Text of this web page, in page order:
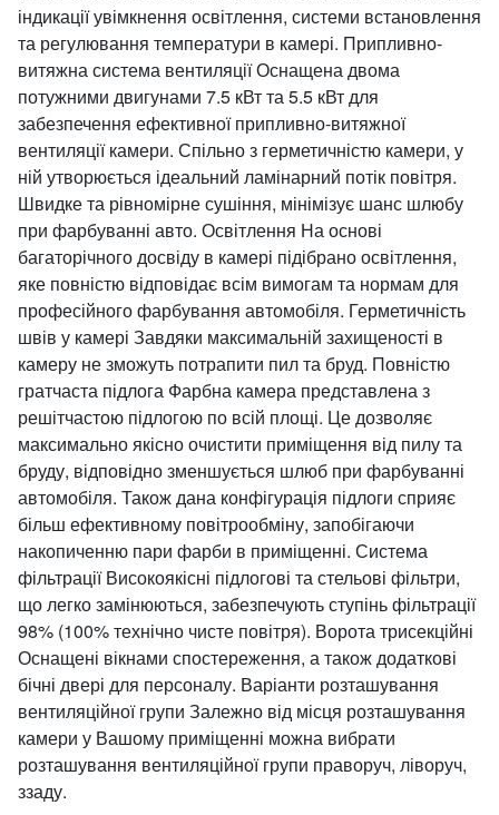
індикації увімкнення освітлення, системи встановлення
та регулювання температури в камері. Припливно-
витяжна система вентиляції Оснащена двома
потужними двигунами 7.5 кВт та 5.5 кВт для
забезпечення ефективної припливно-витяжної
вентиляції камери. Спільно з герметичністю камери, у
ній утворюється ідеальний ламінарний потік повітря.
Швидке та рівномірне сушіння, мінімізує шанс шлюбу
при фарбуванні авто. Освітлення На основі
багаторічного досвіду в камері підібрано освітлення,
яке повністю відповідає всім вимогам та нормам для
професійного фарбування автомобіля. Герметичність
швів у камері Завдяки максимальній захищеності в
камеру не зможуть потрапити пил та бруд. Повністю
гратчаста підлога Фарбна камера представлена з
решітчастою підлогою по всій площі. Це дозволяє
максимально якісно очистити приміщення від пилу та
бруду, відповідно зменшується шлюб при фарбуванні
автомобіля. Також дана конфігурація підлоги сприяє
більш ефективному повітрообміну, запобігаючи
накопиченню пари фарби в приміщенні. Система
фільтрації Високоякісні підлогові та стельові фільтри,
що легко замінюються, забезпечують ступінь фільтрації
98% (100% технічно чисте повітря). Ворота трисекційні
Оснащені вікнами спостереження, а також додаткові
бічні двері для персоналу. Варіанти розташування
вентиляційної групи Залежно від місця розташування
камери у Вашому приміщенні можна вибрати
розташування вентиляційної групи праворуч, ліворуч,
ззаду.